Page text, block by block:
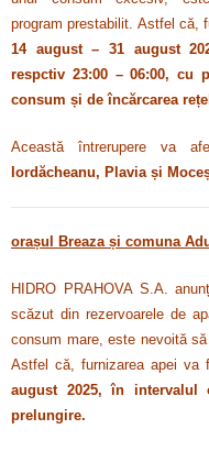
program prestabilit. Astfel că,
14 august – 31 august
respctiv 23:00 – 06:00, cu
consum și de încărcarea
Această întrerupere va
Iordăcheanu, Plavia și
orașul Breaza și comuna
HIDRO PRAHOVA S.A.
scăzut din rezervoarele de
consum mare, este nevoită să
Astfel că, furnizarea apei
august 2025, în intervalul
prelungire.